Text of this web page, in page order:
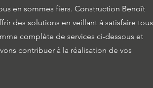
en sommes fiers. Construction Benoît
des solutions en veillant à satisfaire tous
complète de services ci-dessous et
contribuer à la réalisation de vos